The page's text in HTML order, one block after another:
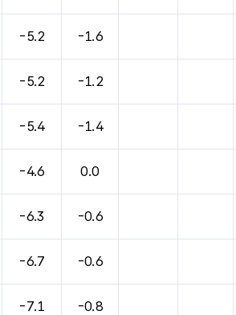
-5.2 -1.6
-5.2 -1.2
-5.4 -1.4
-4.6 0.0
-6.3 -0.6
-6.7 -0.6
-7.1 -0.8